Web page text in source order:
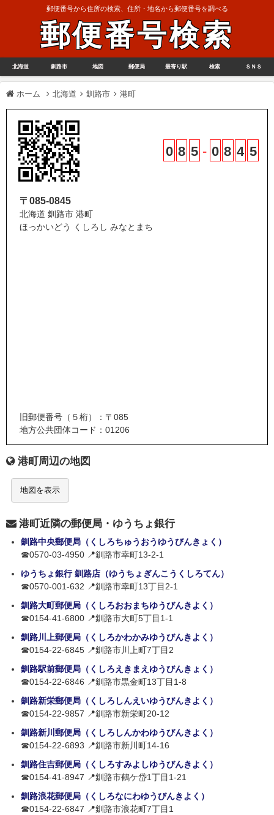
郵便番号から住所の検索、住所・地名から郵便番号を調べる
郵便番号検索
北海道 釧路市 地図 郵便局 最寄り駅 検索 ＳＮＳ
ホーム 北海道 釧路市 港町
0 8 5 - 0 8 4 5
〒085-0845
北海道 釧路市 港町
ほっかいどう くしろし みなとまち
旧郵便番号（５桁）：〒085
地方公共団体コード：01206
港町周辺の地図
地図を表示
港町近隣の郵便局・ゆうちょ銀行
釧路中央郵便局（くしろちゅうおうゆうびんきょく）
☎0570-03-4950 📍釧路市幸町13-2-1
ゆうちょ銀行 釧路店（ゆうちょぎんこうくしろてん）
☎0570-001-632 📍釧路市幸町13丁目2-1
釧路大町郵便局（くしろおおまちゆうびんきよく）
☎0154-41-6800 📍釧路市大町5丁目1-1
釧路川上郵便局（くしろかわかみゆうびんきよく）
☎0154-22-6845 📍釧路市川上町7丁目2
釧路駅前郵便局（くしろえきまえゆうびんきょく）
☎0154-22-6846 📍釧路市黒金町13丁目1-8
釧路新栄郵便局（くしろしんえいゆうびんきよく）
☎0154-22-9857 📍釧路市新栄町20-12
釧路新川郵便局（くしろしんかわゆうびんきよく）
☎0154-22-6893 📍釧路市新川町14-16
釧路住吉郵便局（くしろすみよしゆうびんきよく）
☎0154-41-8947 📍釧路市鶴ケ岱1丁目1-21
釧路浪花郵便局（くしろなにわゆうびんきよく）
☎0154-22-6847 📍釧路市浪花町7丁目1